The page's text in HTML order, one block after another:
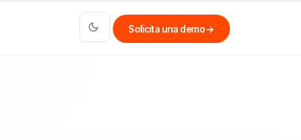
Solicita una demo→